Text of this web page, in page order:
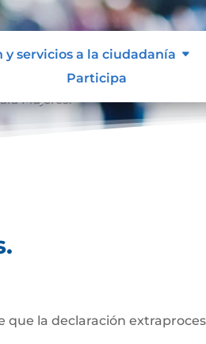
y servicios a la ciudadanía
Participa
que la declaración